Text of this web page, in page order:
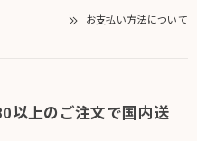
お支払い方法について
以上のご注文で国内送